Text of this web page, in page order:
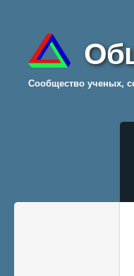
Cообщество ученых,